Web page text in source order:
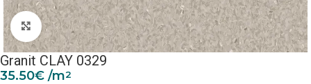
Padidinti nuotrauką
Granit CLAY 0329
35.50€ /m2